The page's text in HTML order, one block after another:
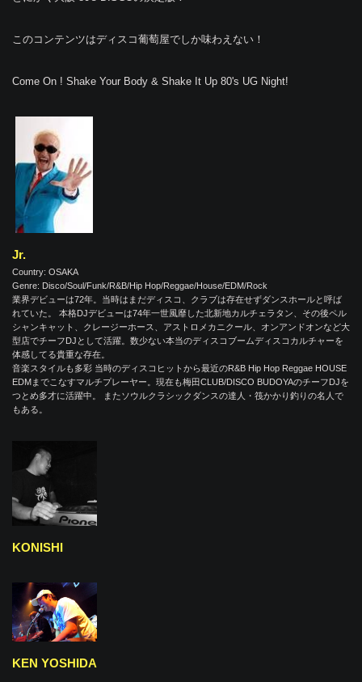
このコンテンツはディスコ葡萄屋でしか味わえない！
Come On ! Shake Your Body & Shake It Up 80's UG Night!
Jr.
Country: OSAKA
Genre: Disco/Soul/Funk/R&B/Hip Hop/Reggae/House/EDM/Rock
業界デビューは72年。当時はまだディスコ、クラブは存在せずダンスホールと呼ば
れていた。 本格DJデビューは74年一世風靡した北新地カルチェラタン、その後ペル
シャンキャット、クレージーホース、アストロメカニクール、オンアンドオンなど大
型店でチーフDJとして活躍。数少ない本当のディスコブームディスコカルチャーを
体感してる貴重な存在。
音楽スタイルも多彩 当時のディスコヒットから最近のR&B Hip Hop Reggae HOUSE
EDMまでこなすマルチプレーヤー。現在も梅田CLUB/DISCO BUDOYAのチーフDJを
つとめ多才に活躍中。 またソウルクラシックダンスの達人・筏かかり釣りの名人で
もある。
KONISHI
KEN YOSHIDA